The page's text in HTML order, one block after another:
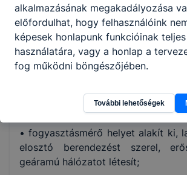
beállítások elvégzése is.
Kompetenciaelvárás
Logikai gondolkodás, jó
színlátás, önállóság,
együttműködési készség.
A szakképzettséggel rendelkező
• fogyasztásmérő helyet alakít ki,
elosztó berendezést szerel,
geáramú hálózatot létesít;
alkalmazásának megakadályozása
előfordulhat, hogy felhasználóink
képesek honlapunk funkcióinak
használatára, vagy a honlap a
fog működni böngészőjében.
További lehetőségek